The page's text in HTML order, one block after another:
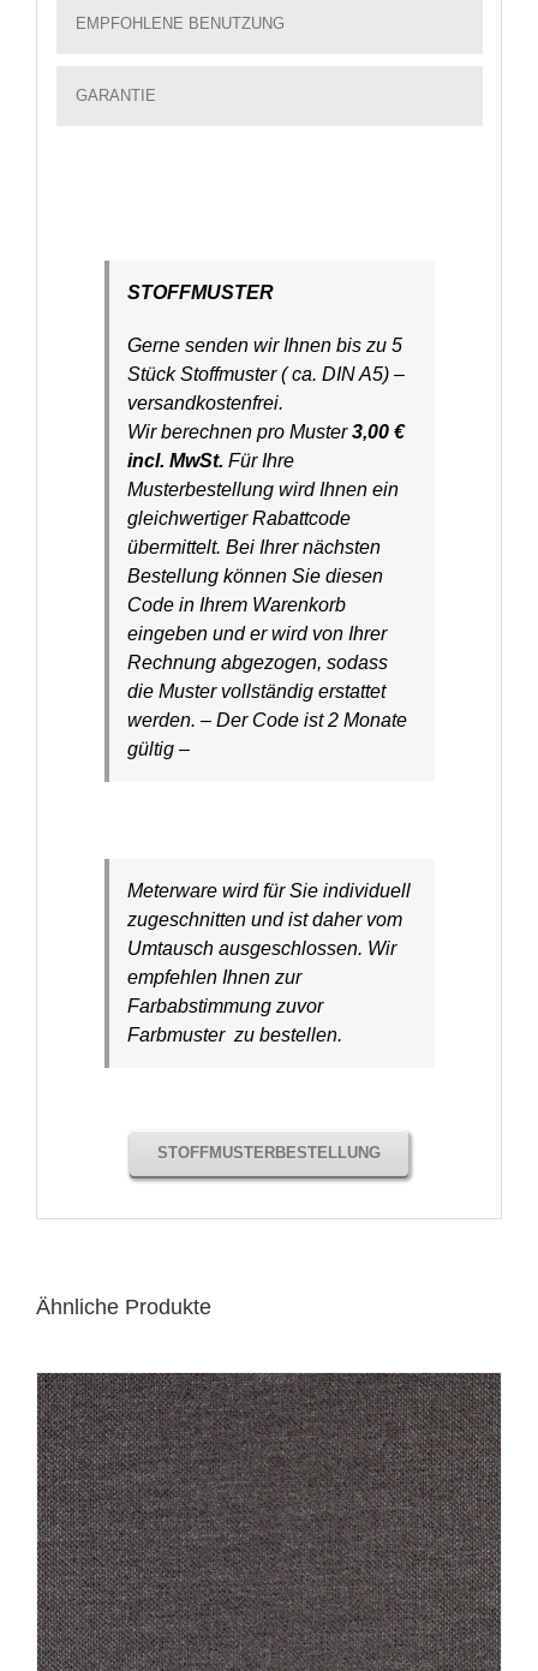
EMPFOHLENE BENUTZUNG
GARANTIE
STOFFMUSTER
Gerne senden wir Ihnen bis zu 5
Stück Stoffmuster ( ca. DIN A5) –
versandkostenfrei.
Wir berechnen pro Muster3,00 €
incl. MwSt. Für Ihre
Musterbestellung wird Ihnen ein
gleichwertiger Rabattcode
übermittelt. Bei Ihrer nächsten
Bestellung können Sie diesen
Code in Ihrem Warenkorb
eingeben und er wird von Ihrer
Rechnung abgezogen, sodass
die Muster vollständig erstattet
werden. – Der Code ist 2 Monate
gültig –
Meterware wird für Sie individuell
zugeschnitten und ist daher vom
Umtausch ausgeschlossen. Wir
empfehlen Ihnen zur
Farbabstimmung zuvor
Farbmuster zu bestellen.
STOFFMUSTERBESTELLUNG
Ähnliche Produkte